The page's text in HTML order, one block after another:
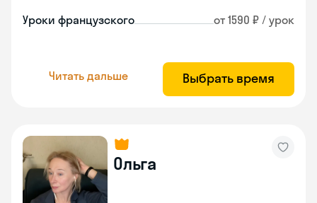
Уроки французского от 1590 ₽ / урок
Читать дальше Выбрать время
Ольга